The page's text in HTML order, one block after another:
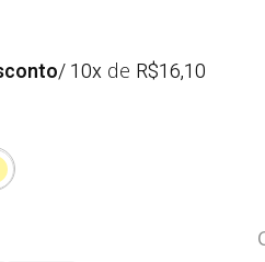
/ 10x de R$16,10